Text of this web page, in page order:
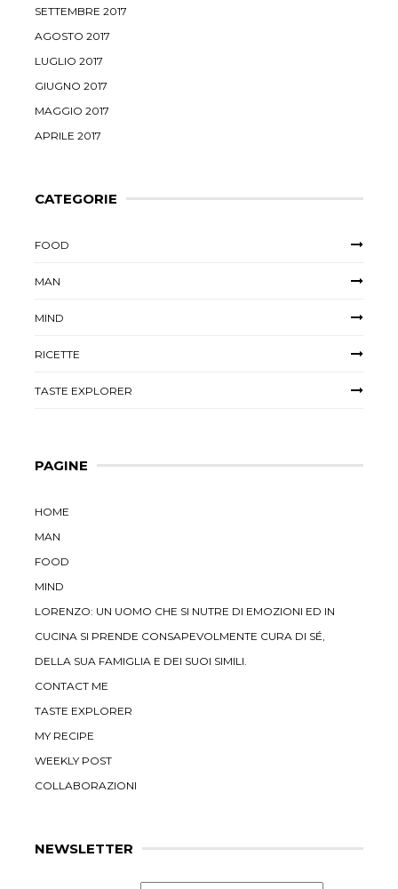
SETTEMBRE 2017
AGOSTO 2017
LUGLIO 2017
GIUGNO 2017
MAGGIO 2017
APRILE 2017
CATEGORIE
FOOD
MAN
MIND
RICETTE
TASTE EXPLORER
PAGINE
HOME
MAN
FOOD
MIND
LORENZO: UN UOMO CHE SI NUTRE DI EMOZIONI ED IN
CUCINA SI PRENDE CONSAPEVOLMENTE CURA DI SÉ,
DELLA SUA FAMIGLIA E DEI SUOI SIMILI.
CONTACT ME
TASTE EXPLORER
MY RECIPE
WEEKLY POST
COLLABORAZIONI
NEWSLETTER